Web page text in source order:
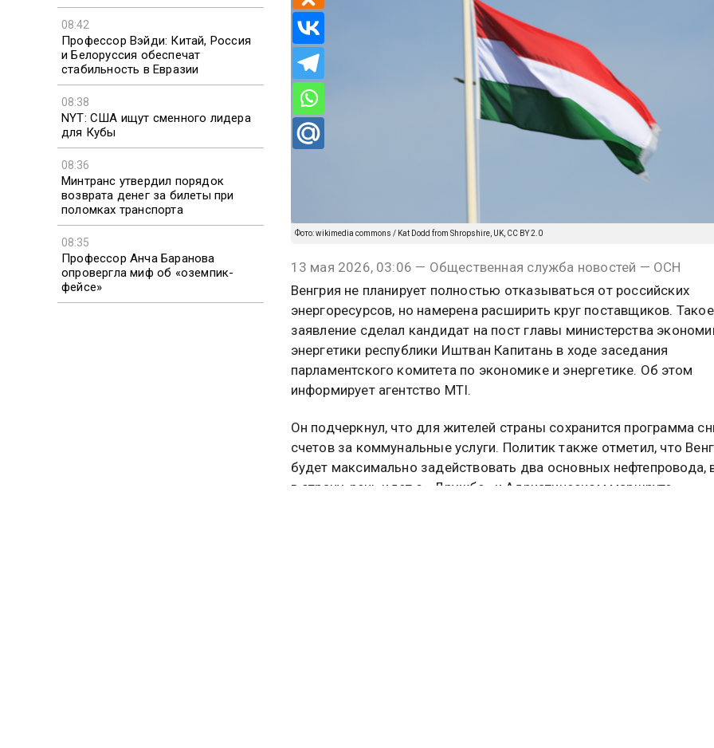
08:42
Профессор Вэйди: Китай, Россия
и Белоруссия обеспечат
стабильность в Евразии
08:38
NYT: США ищут сменного лидера
для Кубы
08:36
Минтранс утвердил порядок
возврата денег за билеты при
поломках транспорта
08:35
Профессор Анча Баранова
опровергла миф об «оземпик-
фейсе»
Фото: wikimedia commons / Kat Dodd from Shropshire, UK, CC BY 2.0
13 мая 2026, 03:06 — Общественная служба новостей — ОСН
Венгрия не планирует полностью отказываться от российских
энергоресурсов, но намерена расширить круг поставщиков. Такое
заявление сделал кандидат на пост главы министерства
энергетики республики Иштван Капитань в ходе заседания
парламентского комитета по экономике и энергетике. Об этом
информирует агентство MTI.
Он подчеркнул, что для жителей страны сохранится программа
счетов за коммунальные услуги. Политик также отметил, что
будет максимально задействовать два основных нефтепровода,
в страну, речь идет о «Дружбе» и Адриатическом маршруте.